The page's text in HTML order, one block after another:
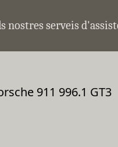
nostres serveis
911 996.1 GT3